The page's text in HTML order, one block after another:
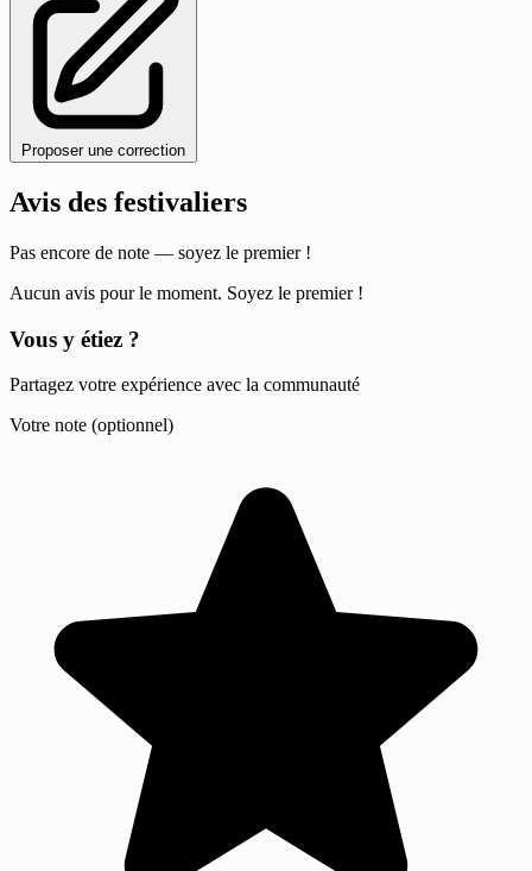
Proposer une correction
Avis des festivaliers
Pas encore de note — soyez le premier !
Aucun avis pour le moment. Soyez le premier !
Vous y étiez ?
Partagez votre expérience avec la communauté
Votre note (optionnel)